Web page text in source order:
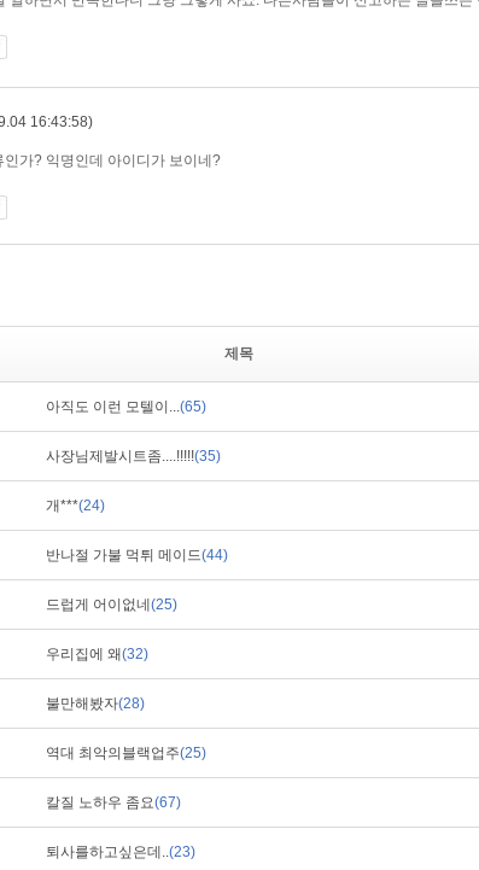
제목
아직도 이런 모텔이...(65)
사장님제발시트좀....!!!!!(35)
개***(24)
반나절 가불 먹튀 메이드(44)
드럽게 어이없네 (25)
우리집에 왜(32)
불만해봤자(28)
역대 최악의블랙업주(25)
칼질 노하우 좀요(67)
퇴사를하고싶은데..(23)